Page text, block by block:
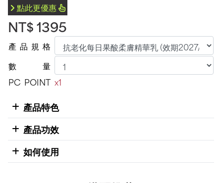
點此更優惠
NT$ 1395
產 品 規 格
數
量
PC POINT x1
產品特色
產品功效
如何使用